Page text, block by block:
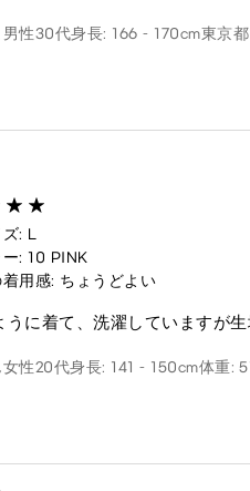
男性30代身長: 166 - 170cm東京都
: L
: 10 PINK
用感: ちょうどよい
うに着て、洗濯していますが
女性20代身長: 141 - 150cm体重: